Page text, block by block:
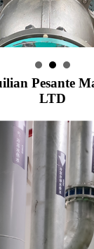
Pesante
LTD